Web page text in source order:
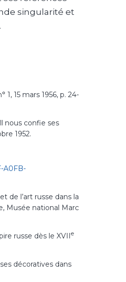
singularité et
1, 15 mars 1956, p. 24-
nous confie ses
1952.
A0FB-
de l’art russe dans la
Musée national Marc
russe dès le XVIIe
décoratives dans